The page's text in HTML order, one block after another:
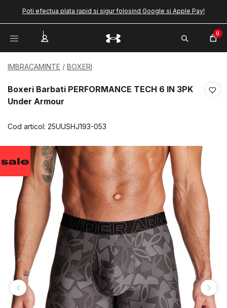
Poti efectua plata rapid si sigur folosind Google si Apple Pay!
0
IMBRACAMINTE BOXERI
Boxeri Barbati PERFORMANCE TECH 6 IN 3PK
Under Armour
Cod articol: 25UUSHJ193-053